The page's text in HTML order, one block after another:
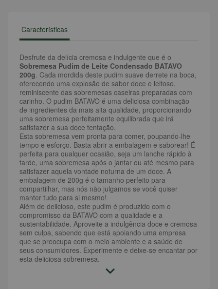
Características
Desfrute da delícia cremosa e indulgente que é o
Sobremesa Pudim de Leite Condensado BATAVO
200g. Cada mordida deste pudim suave derrete na boca,
oferecendo uma explosão de sabor doce e leitoso,
reminiscente das sobremesas caseiras preparadas com
carinho. O pudim BATAVO é uma deliciosa combinação
de ingredientes da mais alta qualidade, proporcionando
uma sobremesa perfeitamente equilibrada que irá
satisfazer a sua doce tentação.
Esta sobremesa vem pronta para comer, poupando-lhe
tempo e esforço. Basta abrir a embalagem e saborear! É
perfeita para qualquer ocasião, seja um lanche rápido à
tarde, uma sobremesa após o jantar ou até mesmo para
satisfazer aquela vontade noturna de um doce. A
embalagem de 200g é o tamanho perfeito para
compartilhar, mas nós não julgamos se você quiser
manter tudo para si mesmo!
Além de delicioso, este pudim é produzido com o
compromisso da BATAVO com a qualidade e a
sustentabilidade. Aproveite a indulgência doce e cremosa
sem culpa, sabendo que está apoiando uma empresa
que se preocupa com o meio ambiente e a saúde de
seus consumidores. Experimente e deixe-se encantar por
esta deliciosa sobremesa.